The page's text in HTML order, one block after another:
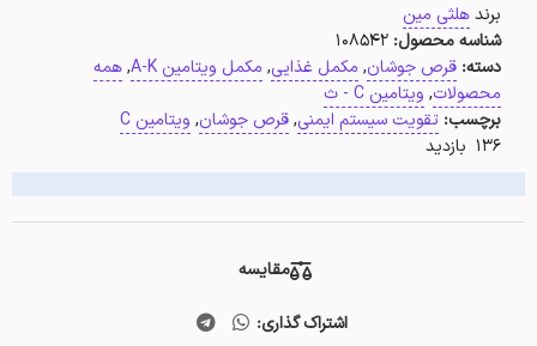
برندهلثی مین
شناسه محصول: 108542
دسته: قرص جوشان, مکمل غذایی, مکمل ویتامین A-K ,همه
محصولات, ویتامین C - ث
برچسب: تقویت سیستم ایمنی,قرص جوشان, ویتامین C
136 بازدید
مقایسه
اشتراک گذاری: